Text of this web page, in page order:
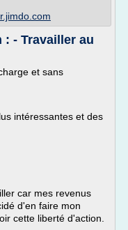
: - Travailler au
et sans
intéressantes et des
car mes revenus
d'en faire mon
cette liberté d'action.